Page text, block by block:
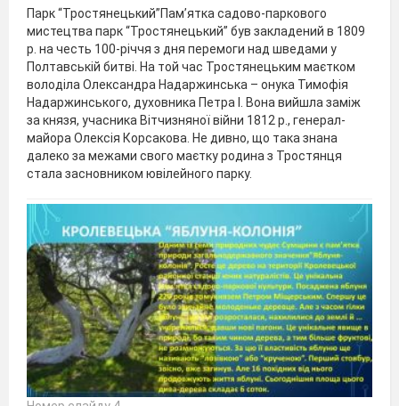
Парк “Тростянецький”Пам’ятка садово-паркового
мистецтва парк “Тростянецький” був закладений в 1809
р. на честь 100-річчя з дня перемоги над шведами у
Полтавській битві. На той час Тростянецьким маєтком
володіла Олександра Надаржинська – онука Тимофія
Надаржинського, духовника Петра І. Вона вийшла заміж
за князя, учасника Вітчизняної війни 1812 р., генерал-
майора Олексія Корсакова. Не дивно, що така знана
далеко за межами свого маєтку родина з Тростянця
стала засновником ювілейного парку.